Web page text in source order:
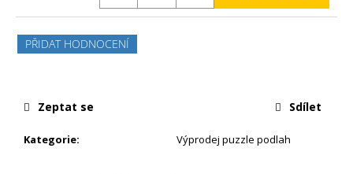
PŘIDAT HODNOCENÍ
Kategorie: Výprodej puzzle podlah
Zeptat se Sdílet